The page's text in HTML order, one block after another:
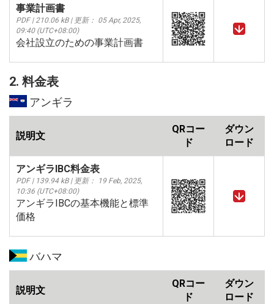
事業計画書
PDF | 210.06 kB | 更新： 05 Apr, 2025,
09:40 (UTC+08:00)
会社設立のための事業計画書
2. 料金表
アンギラ
説明文
QRコー
ド
ダウン
ロード
アンギラIBC料金表
PDF | 139.94 kB | 更新： 19 Feb, 2025,
10:36 (UTC+08:00)
アンギラIBCの基本機能と標準
価格
バハマ
説明文
QRコー
ド
ダウン
ロード